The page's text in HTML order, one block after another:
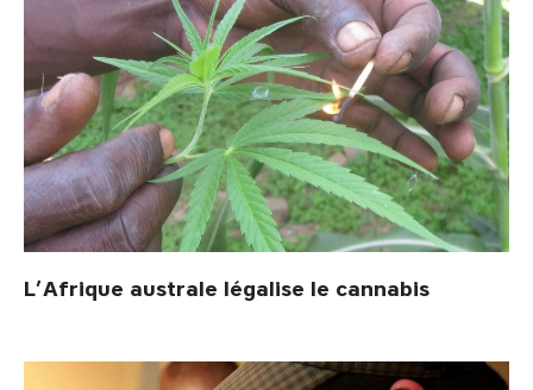
L’Afrique australe légalise le cannabis